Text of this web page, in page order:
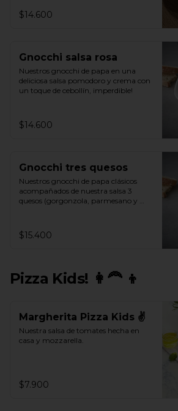
$14.600
Gnocchi salsa rosa
Nuestros gnocchi de papa en una
deliciosa salsa pomodoro y crema con
un toque de cebollín, imperdible!
$14.600
Gnocchi tres quesos
Nuestros gnocchi de papa clásicos
acompañados de nuestra salsa 3
quesos (gorgonzola, parmesano y
$15.400
Pizza Kids! 👩‍🦰 👦
Margherita Pizza Kids ✌
Nuestra salsa de tomates hecha en
casa y mozzarella.
$7.900